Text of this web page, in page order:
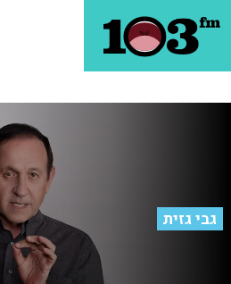
גבי גזית